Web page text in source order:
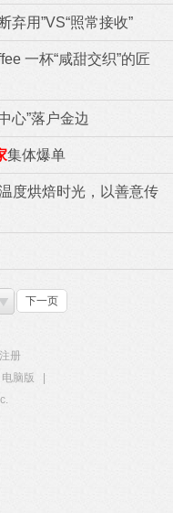
弃用”VS“照常接收”
一杯“咸甜交织”的匠
心”落户金边
集体爆单
度烘焙时光，以善意传
下一页
注册
电脑版